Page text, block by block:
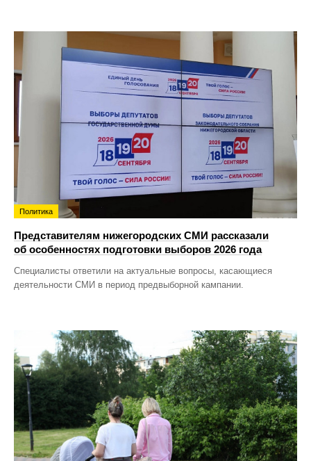
Политика
Представителям нижегородских СМИ рассказали
об особенностях подготовки выборов 2026 года
Специалисты ответили на актуальные вопросы, касающиеся
деятельности СМИ в период предвыборной кампании.